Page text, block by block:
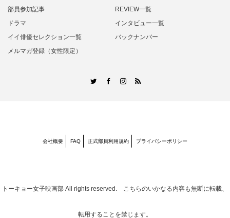
部員参加記事
REVIEW一覧
ドラマ
インタビュー一覧
イイ俳優セレクション一覧
バックナンバー
メルマガ登録（女性限定）
TwitterFacebookInstagram
RSS
会社概要 FAQ 正式部員利用規約 プライバシーポリシー
トーキョー女子映画部 All rights reserved. こちらのいかなる内容も無断に転載、
転用することを禁じます。